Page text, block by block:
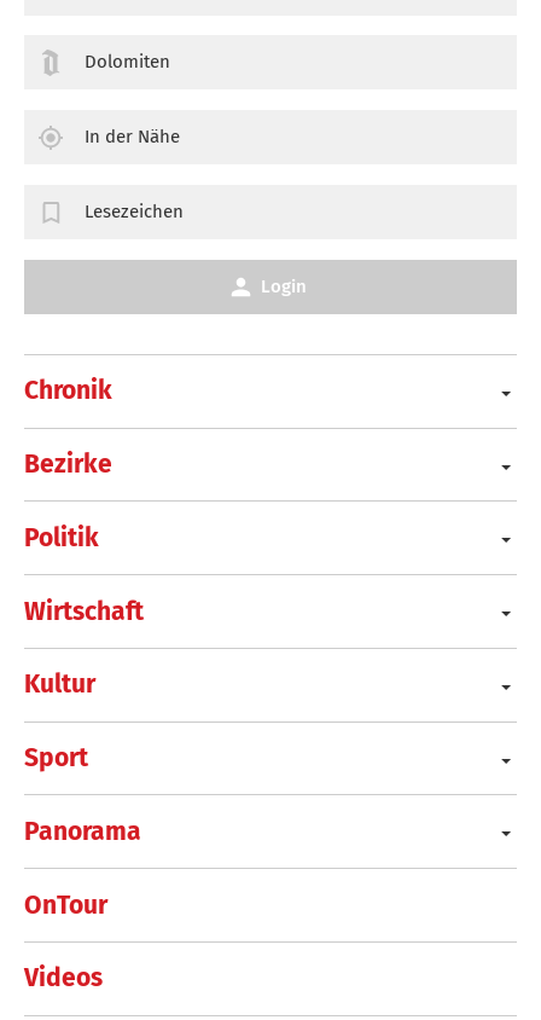
Chronik
Bezirke
Politik
Wirtschaft
Kultur
Sport
Panorama
OnTour
Videos
Dolomiten
In der Nähe
Lesezeichen
Login